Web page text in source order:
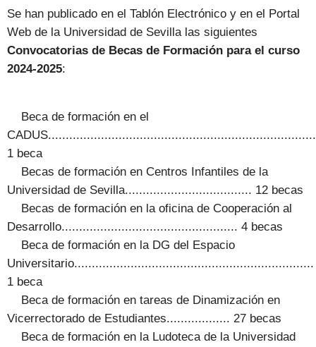
Se han publicado en el Tablón Electrónico y en el Portal
Web de la Universidad de Sevilla las siguientes
Convocatorias de Becas de Formación para el curso
2024-2025:
Beca de formación en el
1 beca
Becas de formación en Centros Infantiles de la
Universidad de Sevilla.................................... 12 becas
Becas de formación en la oficina de Cooperación al
Desarrollo.................................................. 4 becas
Beca de formación en la DG del Espacio
Universitario....................................................................
1 beca
Beca de formación en tareas de Dinamización en
Vicerrectorado de Estudiantes.................. 27 becas
Beca de formación en la Ludoteca de la Universidad